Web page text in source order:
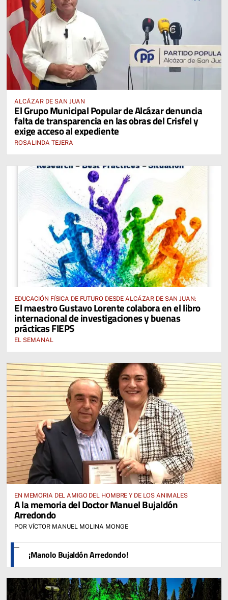
ALCÁZAR DE SAN JUAN
El Grupo Municipal Popular de Alcázar denuncia
falta de transparencia en las obras del Crisfel y
exige acceso al expediente
ROSALINDA TEJERA
EDUCACIÓN FÍSICA DE FUTURO DESDE ALCÁZAR DE SAN JUAN:
El maestro Gustavo Lorente colabora en el libro
internacional de investigaciones y buenas
prácticas FIEPS
EL SEMANAL
EN MEMORIA DEL AMIGO DEL HOMBRE Y DE LOS ANIMALES
A la memoria del Doctor Manuel Bujaldón
Arredondo
POR VÍCTOR MANUEL MOLINA MONGE
¡Manolo Bujaldón Arredondo!